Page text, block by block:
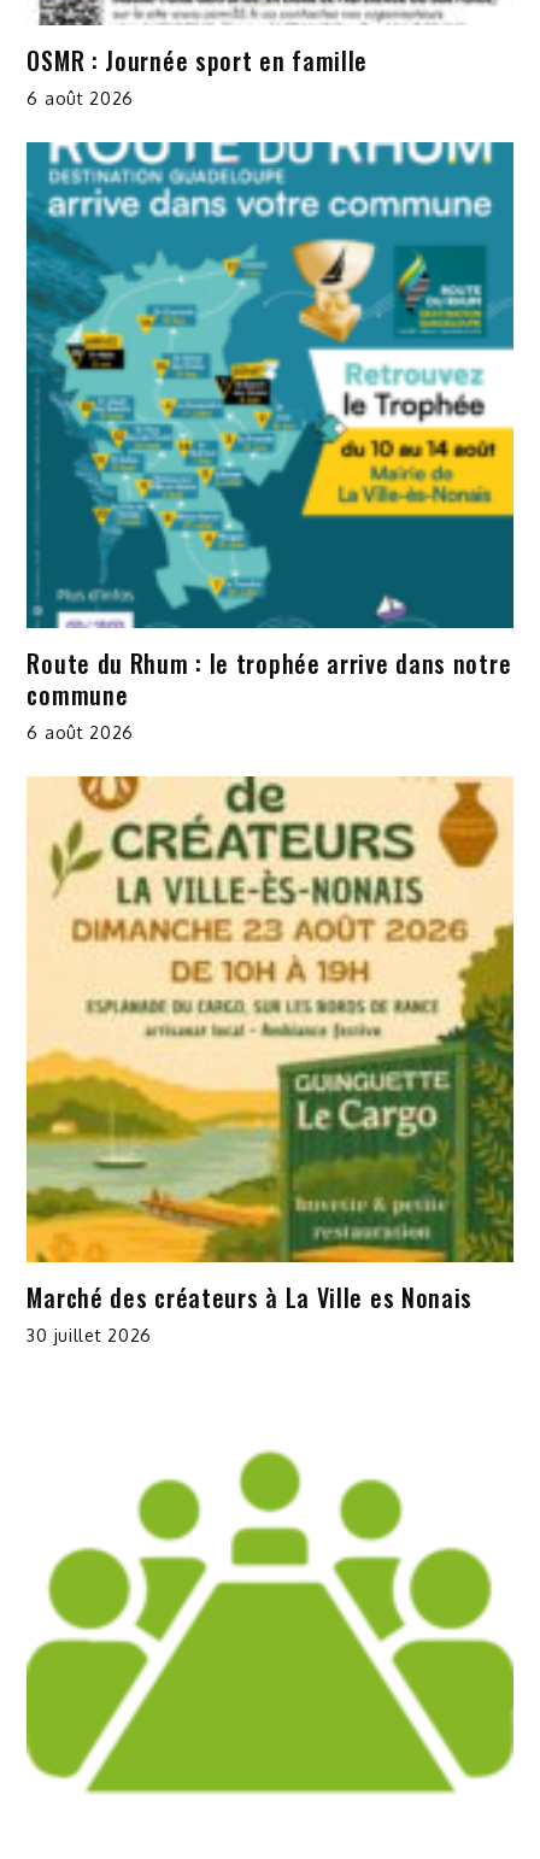
OSMR : Journée sport en famille
6 août 2026
Route du Rhum : le trophée arrive dans notre
commune
6 août 2026
Marché des créateurs à La Ville es Nonais
30 juillet 2026